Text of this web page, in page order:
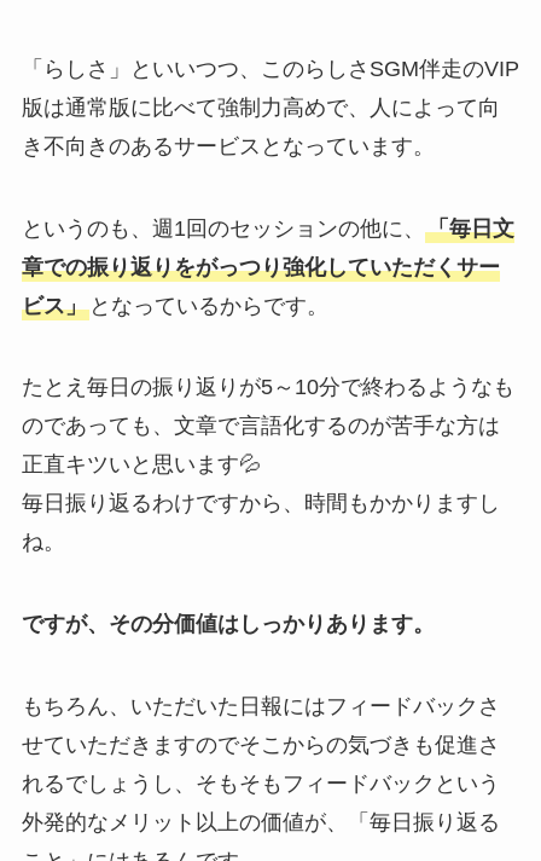
「らしさ」といいつつ、このらしさSGM伴走のVIP
版は通常版に比べて強制力高めで、人によって向
き不向きのあるサービスとなっています。
というのも、週1回のセッションの他に、 「毎日文
章での振り返りをがっつり強化していただくサー
ビス」となっているからです。
たとえ毎日の振り返りが5～10分で終わるようなも
のであっても、文章で言語化するのが苦手な方は
正直キツいと思います💦
毎日振り返るわけですから、時間もかかりますし
ね。
ですが、その分価値はしっかりあります。
もちろん、いただいた日報にはフィードバックさ
せていただきますのでそこからの気づきも促進さ
れるでしょうし、そもそもフィードバックという
外発的なメリット以上の価値が、「毎日振り返る